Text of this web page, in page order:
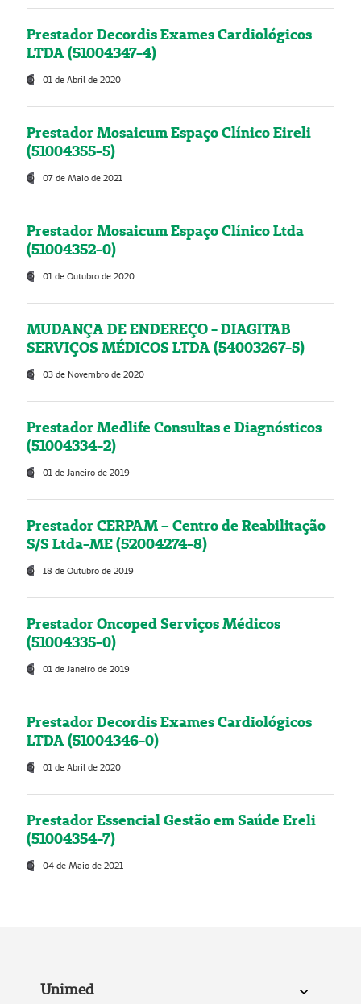
Prestador Decordis Exames Cardiológicos
LTDA (51004347-4)
01 de Abril de 2020
Prestador Mosaicum Espaço Clínico Eireli
(51004355-5)
07 de Maio de 2021
Prestador Mosaicum Espaço Clínico Ltda
(51004352-0)
01 de Outubro de 2020
MUDANÇA DE ENDEREÇO - DIAGITAB
SERVIÇOS MÉDICOS LTDA (54003267-5)
03 de Novembro de 2020
Prestador Medlife Consultas e Diagnósticos
(51004334-2)
01 de Janeiro de 2019
Prestador CERPAM – Centro de Reabilitação
S/S Ltda-ME (52004274-8)
18 de Outubro de 2019
Prestador Oncoped Serviços Médicos
(51004335-0)
01 de Janeiro de 2019
Prestador Decordis Exames Cardiológicos
LTDA (51004346-0)
01 de Abril de 2020
Prestador Essencial Gestão em Saúde Ereli
(51004354-7)
04 de Maio de 2021
Unimed